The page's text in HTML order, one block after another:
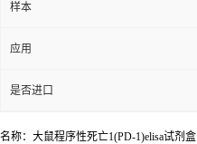
样本
应用
是否进口
名称：大鼠程序性死亡1(PD-1)elisa试剂盒